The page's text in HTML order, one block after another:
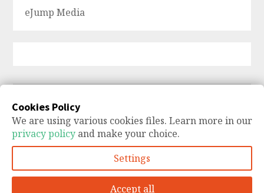
eJump Media
Caut întrebări
Neşlefuite 11. Cine vrea să te învingă. Ce
urmează. Nicio scuză
Cookies Policy
We are using various cookies files. Learn more in our
privacy policy and make your choice.
Settings
Accept all